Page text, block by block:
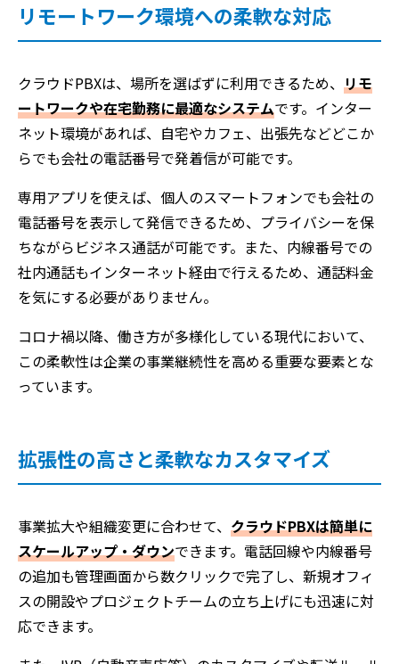
リモートワーク環境への柔軟な対応
クラウドPBXは、場所を選ばずに利用できるため、 リモ
ートワークや在宅勤務に最適なシステムです。インター
ネット環境があれば、自宅やカフェ、出張先などどこか
らでも会社の電話番号で発着信が可能です。
専用アプリを使えば、個人のスマートフォンでも会社の
電話番号を表示して発信できるため、プライバシーを保
ちながらビジネス通話が可能です。また、内線番号での
社内通話もインターネット経由で行えるため、通話料金
を気にする必要がありません。
コロナ禍以降、働き方が多様化している現代において、
この柔軟性は企業の事業継続性を高める重要な要素とな
っています。
拡張性の高さと柔軟なカスタマイズ
事業拡大や組織変更に合わせて、 クラウドPBXは簡単に
スケールアップ・ダウンできます。電話回線や内線番号
の追加も管理画面から数クリックで完了し、新規オフィ
スの開設やプロジェクトチームの立ち上げにも迅速に対
応できます。